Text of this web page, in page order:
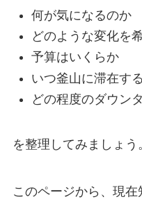
何が気になるのか
どのような変化を
予算はいくらか
いつ釜山に滞在す
どの程度のダウン
を整理してみましょう
このページから、現